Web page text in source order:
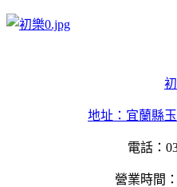
地址：宜蘭縣
電話：
營業時間